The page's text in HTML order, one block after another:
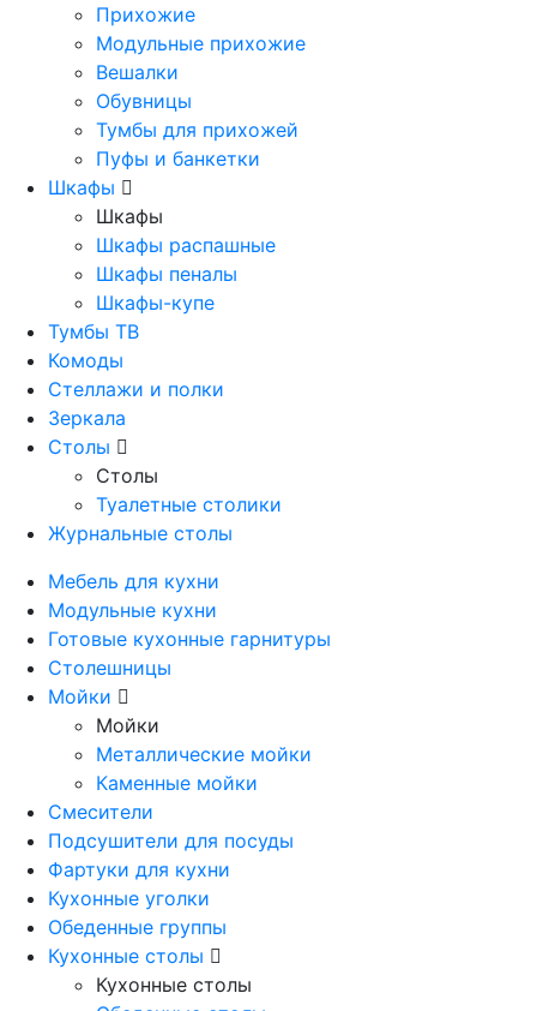
Прихожие
Модульные прихожие
Вешалки
Обувницы
Тумбы для прихожей
Пуфы и банкетки
Шкафы
Шкафы
Шкафы распашные
Шкафы пеналы
Шкафы-купе
Тумбы ТВ
Комоды
Стеллажи и полки
Зеркала
Столы
Столы
Туалетные столики
Журнальные столы
Мебель для кухни
Модульные кухни
Готовые кухонные гарнитуры
Столешницы
Мойки
Мойки
Металлические мойки
Каменные мойки
Смесители
Подсушители для посуды
Фартуки для кухни
Кухонные уголки
Обеденные группы
Кухонные столы
Кухонные столы